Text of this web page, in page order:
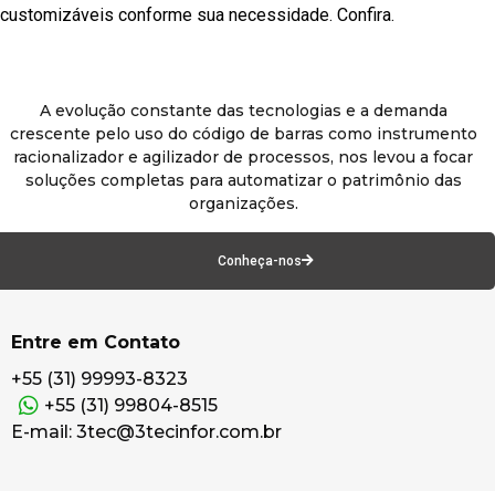
customizáveis conforme sua necessidade. Confira.
A evolução constante das tecnologias e a demanda
crescente pelo uso do código de barras como instrumento
racionalizador e agilizador de processos, nos levou a focar
soluções completas para automatizar o patrimônio das
organizações.
Conheça-nos
Entre em Contato
+55 (31) 99993-8323
+55 (31) 99804-8515
E-mail: 3tec@3tecinfor.com.br